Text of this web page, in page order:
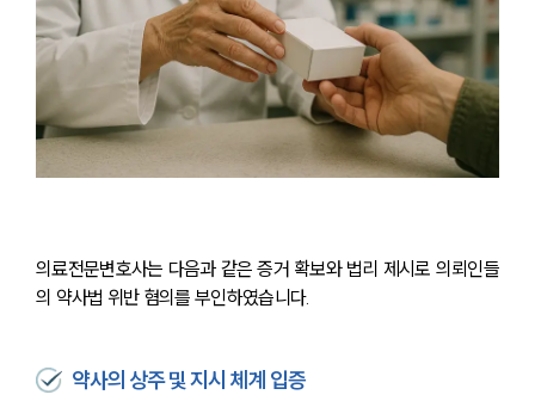
의료전문변호사는 다음과 같은 증거 확보와 법리 제시로 의뢰인들
의 약사법 위반 혐의를 부인하였습니다.
약사의 상주 및 지시 체계 입증